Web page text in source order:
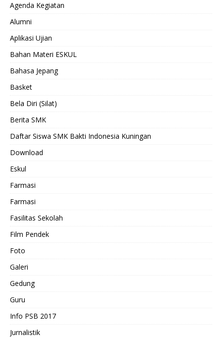
Agenda Kegiatan
Alumni
Aplikasi Ujian
Bahan Materi ESKUL
Bahasa Jepang
Basket
Bela Diri (Silat)
Berita SMK
Daftar Siswa SMK Bakti Indonesia Kuningan
Download
Eskul
Farmasi
Farmasi
Fasilitas Sekolah
Film Pendek
Foto
Galeri
Gedung
Guru
Info PSB 2017
Jurnalistik